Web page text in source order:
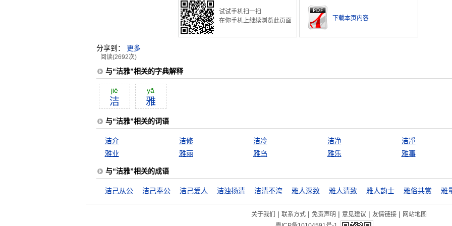
试试手机扫一扫
在你手机上继续浏览此页面
下载本页内容
分享到： 更多
阅读(2692次)
与“洁雅”相关的字典解释
jié
洁
yă
雅
与“洁雅”相关的词语
洁介 洁修 洁冷 洁净
洁凈
雅业
雅丽 雅乌 雅乐 雅事
与“洁雅”相关的成语
洁己从公 洁己奉公 洁己爱人 洁浊扬清 洁清不洿 雅人深致 雅人清致 雅人韵士 雅俗共赏 雅
关于我们 | 联系方式 | 免责声明 | 意见建议 | 友情链接 | 网站地图